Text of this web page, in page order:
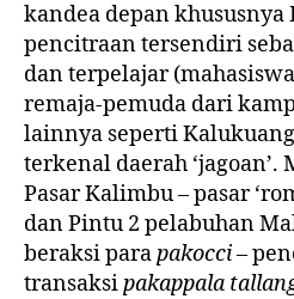
kandea depan
pencitraan tersendiri
dan terpelajar
remaja-pemuda dari
lainnya seperti
terkenal daerah
Pasar Kalimbu – pasar
dan Pintu 2 pelabuhan
beraksi parapakocci–
transaksipakappala